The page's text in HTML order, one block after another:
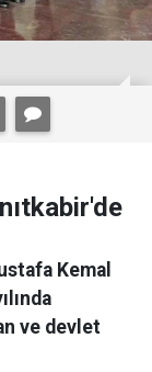
Kemal
ve devlet